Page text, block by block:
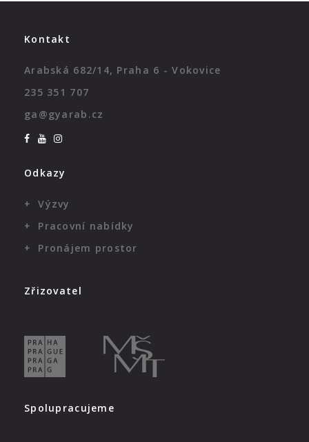
Kontakt
Arabská 682/14, Praha 6 - Vokovice
235 351 707
ga@gyarab.cz
Odkazy
Výzvy
Pracovní nabídky
Pronájem prostor
Zřizovatel
Spolupracujeme